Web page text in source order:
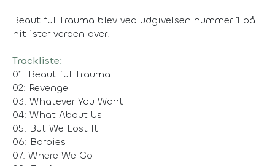
Beautiful Trauma blev ved udgivelsen nummer 1 på
hitlister verden over!
Trackliste:
01: Beautiful Trauma
02: Revenge
03: Whatever You Want
04: What About Us
05: But We Lost It
06: Barbies
07: Where We Go